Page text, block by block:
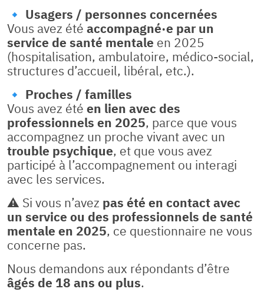
🔹 Usagers / personnes concernées
Vous avez été accompagné·e par un
service de santé mentale en 2025
(hospitalisation, ambulatoire, médico-social,
structures d’accueil, libéral, etc.).
🔹 Proches / familles
Vous avez été en lien avec des
professionnels en 2025, parce que vous
accompagnez un proche vivant avec un
trouble psychique, et que vous avez
participé à l’accompagnement ou interagi
avec les services.
⚠️ Si vous n’avez pas été en contact avec
un service ou des professionnels de santé
mentale en 2025, ce questionnaire ne vous
concerne pas.
Nous demandons aux répondants d’être
âgés de 18 ans ou plus.